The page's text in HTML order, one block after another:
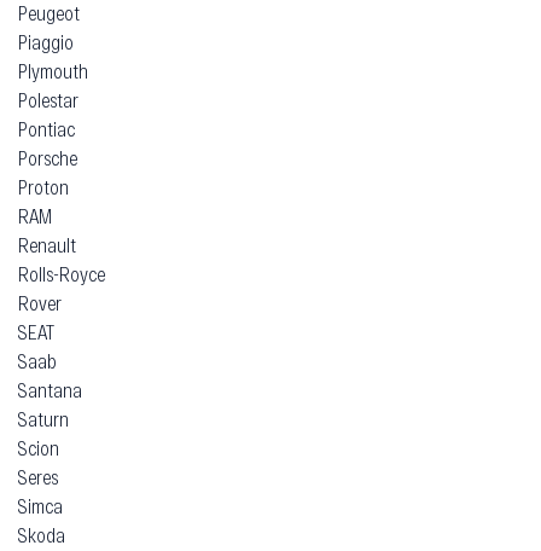
Peugeot
Piaggio
Plymouth
Polestar
Pontiac
Porsche
Proton
RAM
Renault
Rolls-Royce
Rover
SEAT
Saab
Santana
Saturn
Scion
Seres
Simca
Skoda